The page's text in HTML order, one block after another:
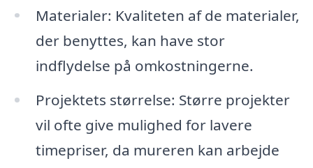
Materialer: Kvaliteten af de materialer,
der benyttes, kan have stor
indflydelse på omkostningerne.
Projektets størrelse: Større projekter
vil ofte give mulighed for lavere
timepriser, da mureren kan arbejde